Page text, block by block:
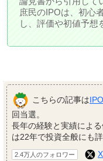
庶民のIPOは、初心
し、評価や初値予想
こちらの記事は
回当選。
長年の経験と実績によ
は22年で投資全般にも詳
2.4万人のフォロワー